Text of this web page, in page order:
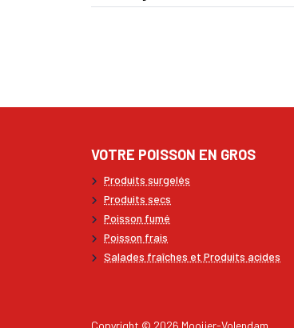
VOTRE POISSON EN GROS
Produits surgelés
Produits secs
Poisson fumé
Poisson frais
Salades fraîches et Produits acides